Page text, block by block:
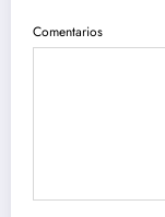
Comentarios